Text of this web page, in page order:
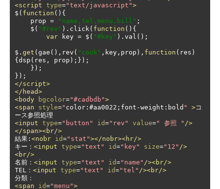
<script type="text/javascript">
$ ( function (){
    prop
= "name,tel,menu,bill" ;
    $
( "#rev" ). click( function (){
var key = $ ( "#key" ). val ();
$ . get ( gae (), rev ( "cook" , key , prop ), function ( res )
{ dsp ( res , prop );});
});
});
</script>
</head>
<body
bgcolor="#cadbdb">
<span
style=" color :#aa0022 ; font -weight : bold " >コ
<input type="button" id="rev" value=" 参照 " />
</span><br/>
結果: <nobr id="stat"></nobr><hr/>
キー： <input type="text" id="key" size="12" />
<br/>
名前： <input type="text" id="name" /><br/>
TEL： <input type="text" id="tel" /><br/>
<span
id="menu">